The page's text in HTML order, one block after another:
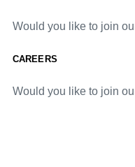
Would you like to join
CAREERS
Would you like to join